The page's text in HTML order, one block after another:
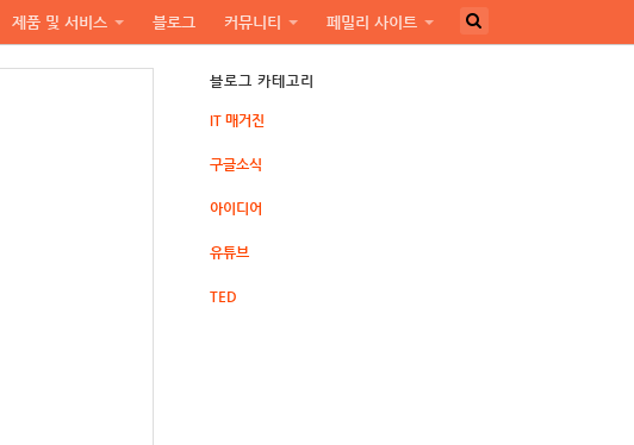
제품 및 서비스 블로그 커뮤니티 페밀리 사이트
블로그 카테고리
IT 매거진
구글소식
아이디어
유튜브
TED